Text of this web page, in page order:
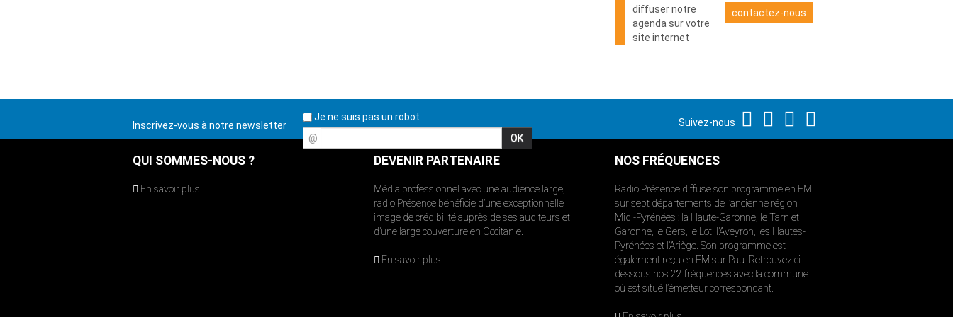
diffuser notre
agenda sur votre
site internet
contactez-nous
Inscrivez-vous à notre newsletter
Je ne suis pas un robot
@
Suivez-nous
QUI SOMMES-NOUS ?
En savoir plus
DEVENIR PARTENAIRE
Média professionnel avec une audience large,
radio Présence bénéficie d’une exceptionnelle
image de crédibilité auprès de ses auditeurs et
d’une large couverture en Occitanie.
En savoir plus
NOS FRÉQUENCES
Radio Présence diffuse son programme en FM
sur sept départements de l’ancienne région
Midi-Pyrénées : la Haute-Garonne, le Tarn et
Garonne, le Gers, le Lot, l’Aveyron, les Hautes-
Pyrénées et l’Ariège. Son programme est
également reçu en FM sur Pau. Retrouvez ci-
dessous nos 22 fréquences avec la commune
où est situé l’émetteur correspondant.